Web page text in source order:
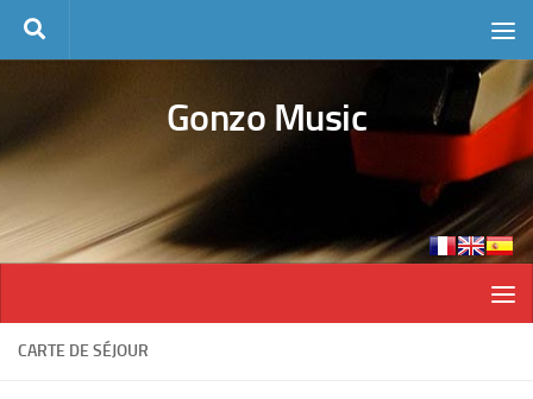
Skip to content
Gonzo Music
CARTE DE SÉJOUR